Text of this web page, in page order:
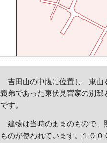
吉田山の中腹に位置し、東山
義弟であった東伏見宮家の別
です。
建物は当時のままのもので、
ものが使われています。１０